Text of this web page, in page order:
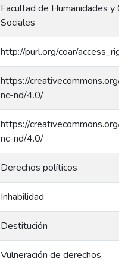
Facultad de Humanidades y
Sociales
http://purl.org/coar/
https://creativecommons.org/
nc-nd/4.0/
https://creativecommons.org/
nc-nd/4.0/
Derechos políticos
Inhabilidad
Destitución
Vulneración de derechos